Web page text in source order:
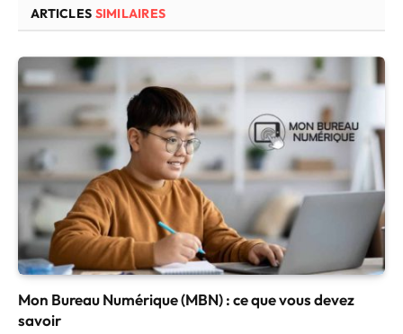
ARTICLES SIMILAIRES
Mon Bureau Numérique (MBN) : ce que vous devez
savoir